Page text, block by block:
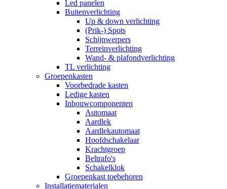
Led panelen
Buitenverlichting
Up & down verlichting
(Prik-) Spots
Schijnwerpers
Terreinverlichting
Wand- & plafondverlichting
TL verlichting
Groepenkasten
Voorbedrade kasten
Ledige kasten
Inbouwcomponenten
Automaat
Aardlek
Aardlekautomaat
Hoofdschakelaar
Krachtgroep
Beltrafo's
Schakelklok
Groepenkast toebehoren
Installatiematerialen